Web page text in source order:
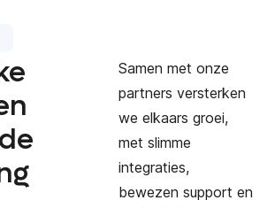
Samen met onze
partners versterken
we elkaars groei,
met slimme
integraties,
bewezen support en